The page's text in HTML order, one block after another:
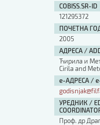
COBISS.SR-ID
121295372
ПОЧЕТНА
2005
АДРЕСА /
Ћирила и
Cirila and
е-АДРЕСА / e-
УРЕДНИК /
Проф. др